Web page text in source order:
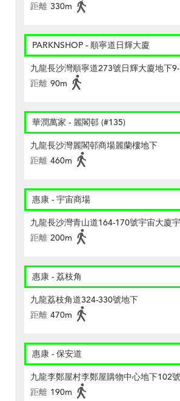
距離 330m
PARKNSHOP - 順寧道日輝大廈
九龍長沙灣順寧道273號日輝大廈地下
距離 90m
華潤萬家 - 麗閣邨 (#135)
九龍長沙灣麗閣邨商場麗蘭樓地下
距離 460m
惠康 - 宇宙商場
九龍長沙灣青山道164-170號宇宙大廈
距離 200m
惠康 - 荔枝角
九龍荔枝角道324-330號地下
距離 470m
惠康 - 保安道
九龍李鄭屋村李鄭屋購物中心地下102號
距離 190m